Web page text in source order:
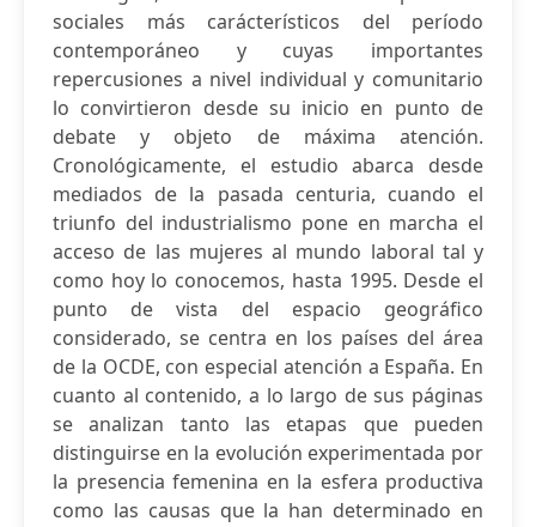
sociales más carácterísticos del período
contemporáneo y cuyas importantes
repercusiones a nivel individual y comunitario
lo convirtieron desde su inicio en punto de
debate y objeto de máxima atención.
Cronológicamente, el estudio abarca desde
mediados de la pasada centuria, cuando el
triunfo del industrialismo pone en marcha el
acceso de las mujeres al mundo laboral tal y
como hoy lo conocemos, hasta 1995. Desde el
punto de vista del espacio geográfico
considerado, se centra en los países del área
de la OCDE, con especial atención a España. En
cuanto al contenido, a lo largo de sus páginas
se analizan tanto las etapas que pueden
distinguirse en la evolución experimentada por
la presencia femenina en la esfera productiva
como las causas que la han determinado en